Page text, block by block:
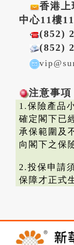
香港上
中心11樓
(852)
(852)
注意事項
1.保險產品
確定閣下已
承保範圍及
向閣下之保
2.投保申請
保障才正式